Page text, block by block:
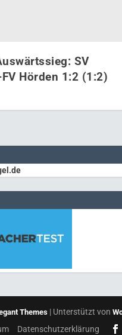
SV
Hörden 1:2 (1:2)
Themes| Unterstützt von
Datenschutzerklärung